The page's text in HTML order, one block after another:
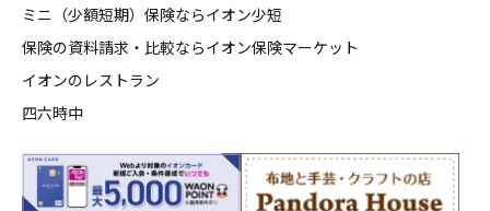
ミニ（少額短期）保険ならイオン少短
保険の資料請求・比較ならイオン保険マーケット
イオンのレストラン
四六時中